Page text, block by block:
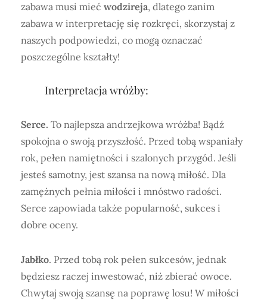
zabawa musi mieć wodzireja, dlatego zanim
zabawa w interpretację się rozkręci, skorzystaj z
naszych podpowiedzi, co mogą oznaczać
poszczególne kształty!
Interpretacja wróżby:
Serce. To najlepsza andrzejkowa wróżba! Bądź
spokojna o swoją przyszłość. Przed tobą wspaniały
rok, pełen namiętności i szalonych przygód. Jeśli
jesteś samotny, jest szansa na nową miłość. Dla
zamężnych pełnia miłości i mnóstwo radości.
Serce zapowiada także popularność, sukces i
dobre oceny.
Jabłko. Przed tobą rok pełen sukcesów, jednak
będziesz raczej inwestować, niż zbierać owoce.
Chwytaj swoją szansę na poprawę losu! W miłości